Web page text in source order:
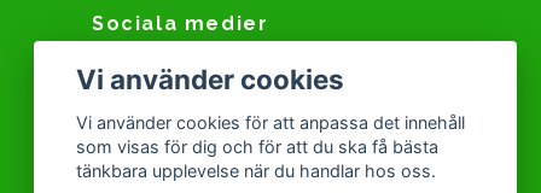
Sociala medier
Facebook
Instagram
Snapchat
Tiktok
Vi använder cookies
Vi använder cookies för att anpassa det innehåll
som visas för dig och för att du ska få bästa
tänkbara upplevelse när du handlar hos oss.